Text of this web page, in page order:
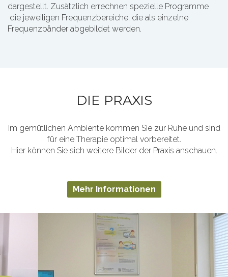
dargestellt. Zusätzlich errechnen spezielle Programme
die jeweiligen Frequenzbereiche, die als einzelne
Frequenzbänder abgebildet werden.
DIE PRAXIS
Im gemütlichen Ambiente kommen Sie zur Ruhe und sind
für eine Therapie optimal vorbereitet.
Hier können Sie sich weitere Bilder der Praxis anschauen.
Mehr Informationen